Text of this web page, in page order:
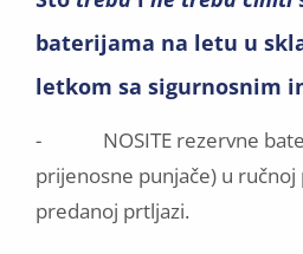
baterijama na letu u
letkom sa sigurnosnim
- NOSITE rezervne
prijenosne punjače) u
predanoj prtljazi.